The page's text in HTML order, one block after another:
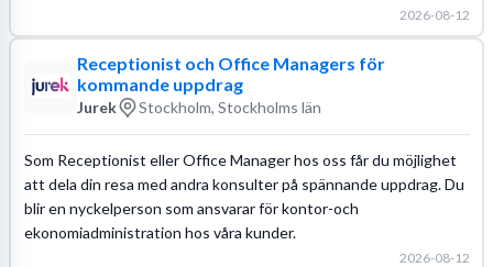
2026-08-12
Receptionist och Office Managers för
kommande uppdrag
Jurek Stockholm, Stockholms län
Som Receptionist eller Office Manager hos oss får du möjlighet
att dela din resa med andra konsulter på spännande uppdrag. Du
blir en nyckelperson som ansvarar för kontor-och
ekonomiadministration hos våra kunder.
2026-08-12